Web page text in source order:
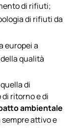
di rifiuti;
di rifiuti da
europei a
qualità
di
ritorno e di
ambientale
sempre attivo e